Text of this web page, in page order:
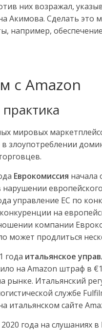
них возражал,
Акимова. Сделать это
например,
с Amazon
мировых
злоупотреблении
Еврокомиссия начала
управление ЕС по
на
компании
может продлиться
года итальянское
на Amazon штраф в
рынке. Итальянский
службе
итальянском сайте
года на слушаниях в